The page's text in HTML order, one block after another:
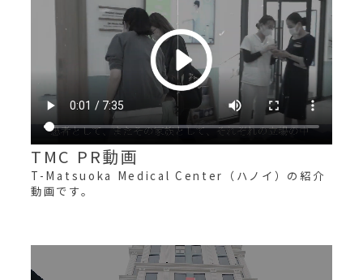
TMC PR動画
T-Matsuoka Medical Center（ハノイ）の紹介
動画です。